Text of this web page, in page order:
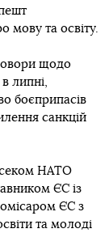
мову та освіту.
щодо
липні,
боєприпасів
санкцій
НАТО
ЄС із
ЄС з
та молоді